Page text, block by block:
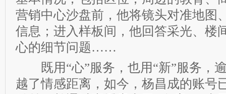
营销中心沙盘前，他将镜头对准地图
信息；进入样板间，他回答采光、楼
心的细节问题……
既用“心”服务，也用“新”服务，
越了情感距离，如今，杨昌成的账号